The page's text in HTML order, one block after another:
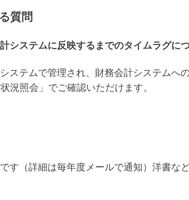
質問
システムに反映するまでのタイムラグに
ステムで管理され、財務会計システムへ
況照会」でご確認いただけます。
す（詳細は毎年度メールで通知）洋書な